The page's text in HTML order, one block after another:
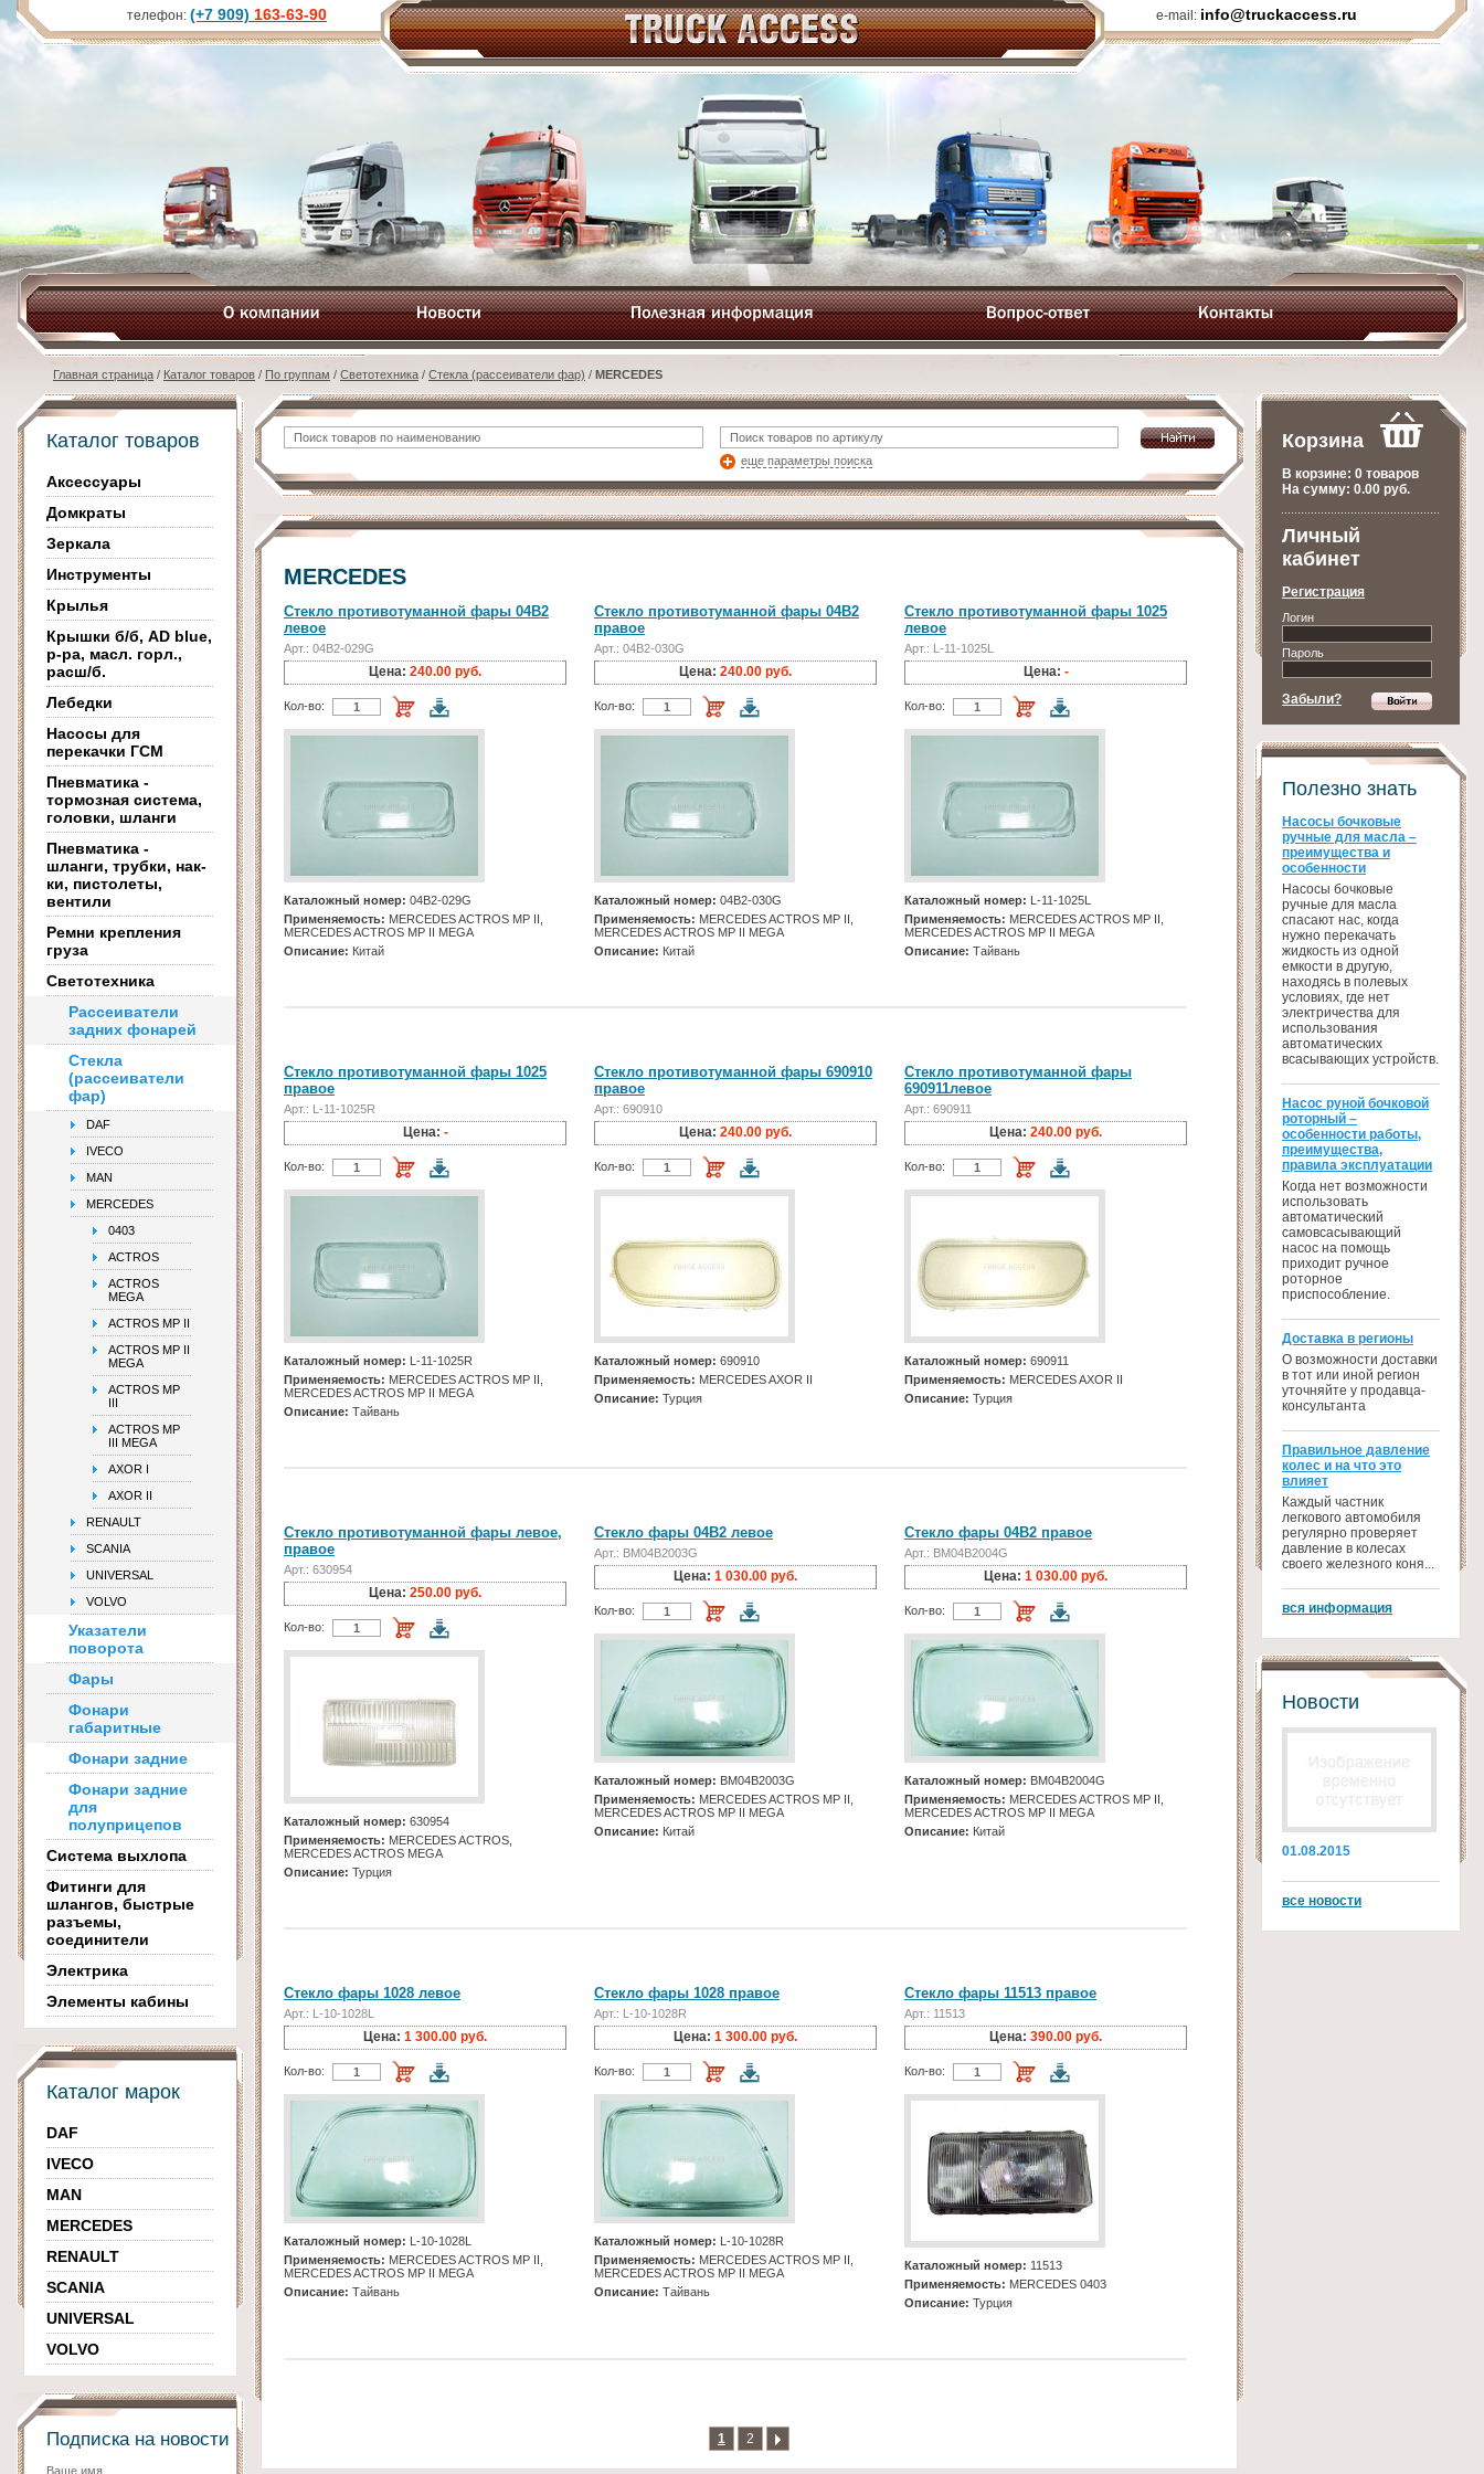
Главная страница / Каталог товаров / По группам / Светотехника / Стекла (рассеиватели фар) / MERCEDES
Каталог товаров
Аксессуары
Домкраты
Зеркала
Инструменты
Крылья
Крышки б/б, AD blue,
р-ра, масл. горл.,
расш/б.
Лебедки
Насосы для
перекачки ГСМ
Пневматика -
тормозная система,
головки, шланги
Пневматика -
шланги, трубки, нак-
ки, пистолеты,
вентили
Ремни крепления
груза
Светотехника
Рассеиватели
задних фонарей
Стекла
(рассеиватели
фар)
DAF
IVECO
MAN
MERCEDES
0403
ACTROS
ACTROS
MEGA
ACTROS MP II
ACTROS MP II
MEGA
ACTROS MP
III
ACTROS MP
III MEGA
AXOR I
AXOR II
RENAULT
SCANIA
UNIVERSAL
VOLVO
Указатели
поворота
Фары
Фонари
габаритные
Фонари задние
Фонари задние
для
полуприцепов
Система выхлопа
Фитинги для
шлангов, быстрые
разъемы,
соединители
Электрика
Элементы кабины
Каталог марок
DAF
IVECO
MAN
MERCEDES
RENAULT
SCANIA
UNIVERSAL
VOLVO
Подписка на новости
Ваше имя
еще параметры поиска
MERCEDES
Стекло противотуманной фары 04B2
левое
Арт.: 04B2-029G
Цена: 240.00 руб.
Кол-во:
Каталожный номер: 04B2-029G
Применяемость: MERCEDES ACTROS MP II,
MERCEDES ACTROS MP II MEGA
Описание: Китай
Стекло противотуманной фары 04B2
правое
Арт.: 04B2-030G
Цена: 240.00 руб.
Кол-во:
Каталожный номер: 04B2-030G
Применяемость: MERCEDES ACTROS MP II,
MERCEDES ACTROS MP II MEGA
Описание: Китай
Стекло противотуманной фары 1025
левое
Арт.: L-11-1025L
Цена: -
Кол-во:
Каталожный номер: L-11-1025L
Применяемость: MERCEDES ACTROS MP II,
MERCEDES ACTROS MP II MEGA
Описание: Тайвань
Стекло противотуманной фары 1025
правое
Арт.: L-11-1025R
Цена: -
Кол-во:
Каталожный номер: L-11-1025R
Применяемость: MERCEDES ACTROS MP II,
MERCEDES ACTROS MP II MEGA
Описание: Тайвань
Стекло противотуманной фары 690910
правое
Арт.: 690910
Цена: 240.00 руб.
Кол-во:
Каталожный номер: 690910
Применяемость: MERCEDES AXOR II
Описание: Турция
Стекло противотуманной фары
690911левое
Арт.: 690911
Цена: 240.00 руб.
Кол-во:
Каталожный номер: 690911
Применяемость: MERCEDES AXOR II
Описание: Турция
Стекло противотуманной фары левое,
правое
Арт.: 630954
Цена: 250.00 руб.
Кол-во:
Каталожный номер: 630954
Применяемость: MERCEDES ACTROS,
MERCEDES ACTROS MEGA
Описание: Турция
Стекло фары 04B2 левое
Арт.: BM04B2003G
Цена: 1 030.00 руб.
Кол-во:
Каталожный номер: BM04B2003G
Применяемость: MERCEDES ACTROS MP II,
MERCEDES ACTROS MP II MEGA
Описание: Китай
Стекло фары 04B2 правое
Арт.: BM04B2004G
Цена: 1 030.00 руб.
Кол-во:
Каталожный номер: BM04B2004G
Применяемость: MERCEDES ACTROS MP II,
MERCEDES ACTROS MP II MEGA
Описание: Китай
Стекло фары 1028 левое
Арт.: L-10-1028L
Цена: 1 300.00 руб.
Кол-во:
Каталожный номер: L-10-1028L
Применяемость: MERCEDES ACTROS MP II,
MERCEDES ACTROS MP II MEGA
Описание: Тайвань
Стекло фары 1028 правое
Арт.: L-10-1028R
Цена: 1 300.00 руб.
Кол-во:
Каталожный номер: L-10-1028R
Применяемость: MERCEDES ACTROS MP II,
MERCEDES ACTROS MP II MEGA
Описание: Тайвань
Стекло фары 11513 правое
Арт.: 11513
Цена: 390.00 руб.
Кол-во:
Каталожный номер: 11513
Применяемость: MERCEDES 0403
Описание: Турция
1 2
Корзина
В корзине: 0 товаров
На сумму: 0.00 руб.
Личный
кабинет
Регистрация
Логин
Пароль
Забыли?
Полезно знать
Насосы бочковые
ручные для масла –
преимущества и
особенности
Насосы бочковые
ручные для масла
спасают нас, когда
нужно перекачать
жидкость из одной
емкости в другую,
находясь в полевых
условиях, где нет
электричества для
использования
автоматических
всасывающих устройств.
Насос руной бочковой
роторный –
особенности работы,
преимущества,
правила эксплуатации
Когда нет возможности
использовать
автоматический
самовсасывающий
насос на помощь
приходит ручное
роторное
приспособление.
Доставка в регионы
О возможности доставки
в тот или иной регион
уточняйте у продавца-
консультанта
Правильное давление
колес и на что это
влияет
Каждый частник
легкового автомобиля
регулярно проверяет
давление в колесах
своего железного коня...
вся информация
Новости
01.08.2015
все новости
телефон: (+7 909) 163-63-90 e-mail: info@truckaccess.ru